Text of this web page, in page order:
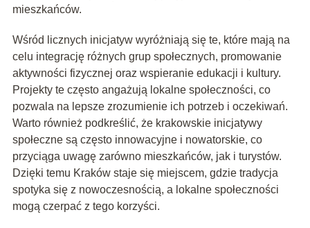
mieszkańców.
Wśród licznych inicjatyw wyróżniają się te, które mają na
celu integrację różnych grup społecznych, promowanie
aktywności fizycznej oraz wspieranie edukacji i kultury.
Projekty te często angażują lokalne społeczności, co
pozwala na lepsze zrozumienie ich potrzeb i oczekiwań.
Warto również podkreślić, że krakowskie inicjatywy
społeczne są często innowacyjne i nowatorskie, co
przyciąga uwagę zarówno mieszkańców, jak i turystów.
Dzięki temu Kraków staje się miejscem, gdzie tradycja
spotyka się z nowoczesnością, a lokalne społeczności
mogą czerpać z tego korzyści.